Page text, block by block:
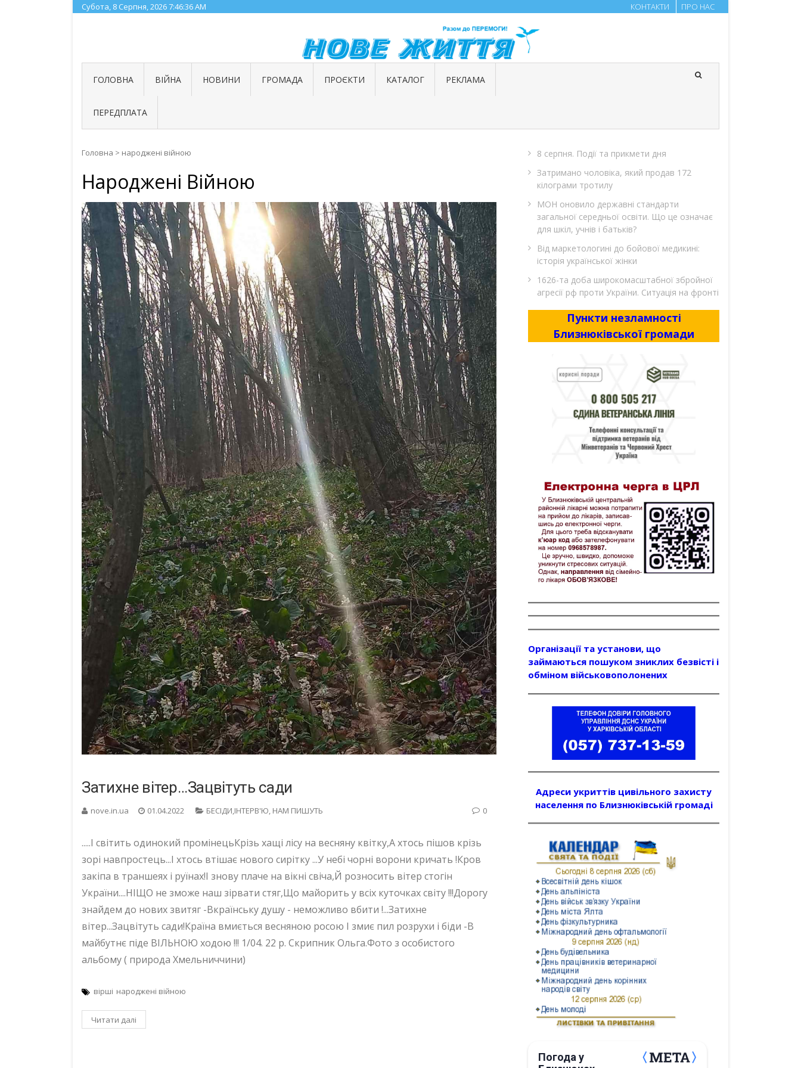
Skip
to
Субота, 8 Серпня, 20267:46:37 AM КОНТАКТИ ПРО НАС
ГОЛОВНА ВІЙНА НОВИНИ ГРОМАДА ПРОЄКТИ КАТАЛОГ РЕКЛАМА
ПЕРЕДПЛАТА
Головна > народжені війною
Народжені Війною
Затихне вітер…Зацвітуть сади
nove.in.ua 01.04.2022 БЕСIДИ,ІНТЕРВ'Ю, НАМ ПИШУТЬ 0
.....І світить одинокий промінецьКрізь хащі лісу на весняну квітку,А хтось пішов крізь
зорі навпростець...І хтось втішає нового сирітку ...У небі чорні ворони кричать !Кров
закіпа в траншеях і руїнах!І знову плаче на вікні свіча,Й розносить вітер стогін
України....НІЩО не зможе наш зірвати стяг,Що майорить у всіх куточках світу !!!Дорогу
знайдем до нових звитяг -Вкраїнську душу - неможливо вбити !...Затихне
вітер...Зацвітуть сади!Країна вмиється весняною росою І змиє пил розрухи і біди -В
майбутнє піде ВІЛЬНОЮ ходою !!! 1/04. 22 р. Скрипник Ольга.Фото з особистого
альбому ( природа Хмельниччини)
вірші народжені війною
Читати далі
8 серпня. Події та прикмети дня
Затримано чоловіка, який продав 172
кілограми тротилу
МОН оновило державні стандарти
загальної середньої освіти. Що це означає
для шкіл, учнів і батьків?
Від маркетологині до бойової медикині:
історія української жінки
1626-та доба широкомасштабної збройної
агресії рф проти України. Ситуація на фронті
Пункти незламності
Близнюківської громади
Організації та установи, що
займаються пошуком зниклих безвісті і
обміном військовополонених
Адреси укриттів цивільного захисту
населення по Близнюківській громаді
Погода у